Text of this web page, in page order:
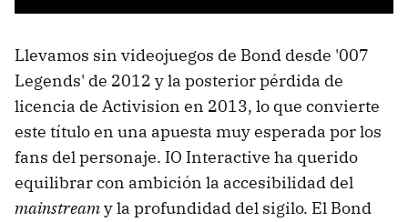
Llevamos sin videojuegos de Bond desde '007
Legends' de 2012 y la posterior pérdida de
licencia de Activision en 2013, lo que convierte
este título en una apuesta muy esperada por los
fans del personaje. IO Interactive ha querido
equilibrar con ambición la accesibilidad del
mainstreamy la profundidad del sigilo. El Bond